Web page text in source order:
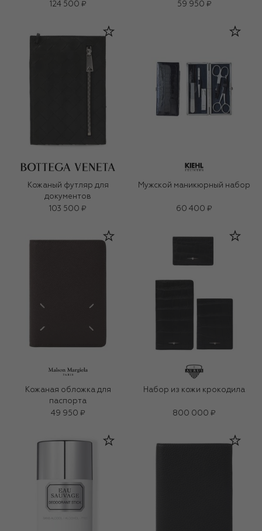
124 500 ₽ 59 950 ₽
Кожаный футляр для
документов
103 500 ₽
Мужской маникюрный набор
60 400 ₽
Кожаная обложка для
паспорта
49 950 ₽
Набор из кожи крокодила
800 000 ₽